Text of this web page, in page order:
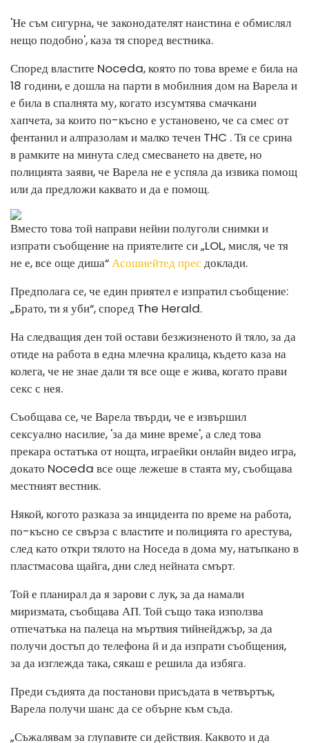
'Не съм сигурна, че законодателят наистина е обмислял
нещо подобно', каза тя според вестника.
Според властите Noceda, която по това време е била на
18 години, е дошла на парти в мобилния дом на Варела и
е била в спалнята му, когато изсумтява смачкани
хапчета, за които по-късно е установено, че са смес от
фентанил и алпразолам и малко течен THC . Тя се срина
в рамките на минута след смесването на двете, но
полицията заяви, че Варела не е успяла да извика помощ
или да предложи каквато и да е помощ.
Вместо това той направи нейни полуголи снимки и
изпрати съобщение на приятелите си „LOL, мисля, че тя
не е, все още диша“Асошиейтед прес доклади.
Предполага се, че един приятел е изпратил съобщение:
„Брато, ти я уби“, според The ​​Herald.
На следващия ден той остави безжизненото й тяло, за да
отиде на работа в една млечна кралица, където каза на
колега, че не знае дали тя все още е жива, когато прави
секс с нея.
Съобщава се, че Варела твърди, че е извършил
сексуално насилие, 'за да мине време', а след това
прекара остатъка от нощта, играейки онлайн видео игра,
докато Noceda все още лежеше в стаята му, съобщава
местният вестник.
Някой, когото разказа за инцидента по време на работа,
по-късно се свърза с властите и полицията го арестува,
след като откри тялото на Носеда в дома му, натъпкано в
пластмасова щайга, дни след нейната смърт.
Той е планирал да я зарови с лук, за да намали
миризмата, съобщава АП. Той също така използва
отпечатъка на палеца на мъртвия тийнейджър, за да
получи достъп до телефона й и да изпрати съобщения,
за да изглежда така, сякаш е решила да избяга.
Преди съдията да постанови присъдата в четвъртък,
Варела получи шанс да се обърне към съда.
„Съжалявам за глупавите си действия. Каквото и да